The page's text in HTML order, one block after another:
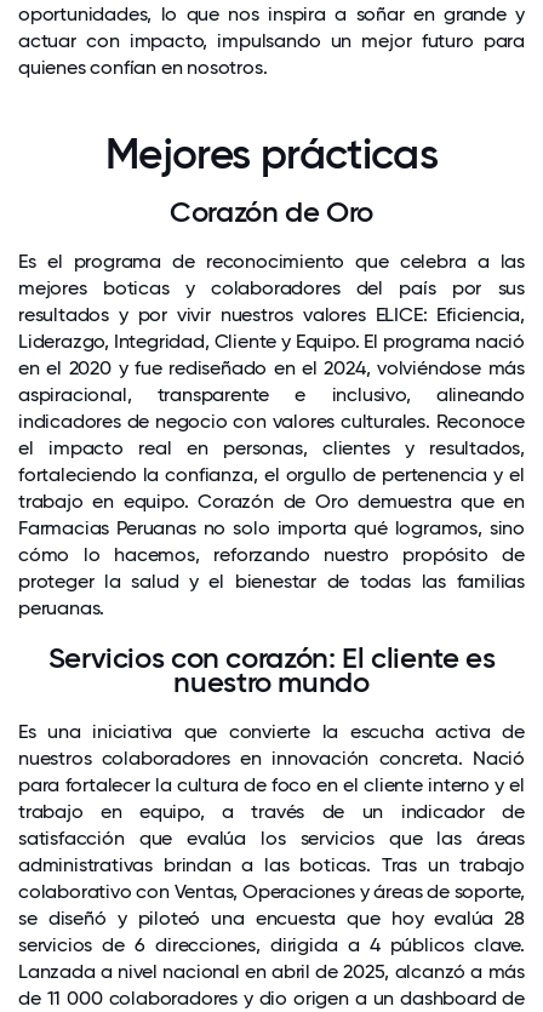
oportunidades, lo que nos inspira a soñar en grande y
actuar con impacto, impulsando un mejor futuro para
quienes confían en nosotros.
Mejores prácticas
Corazón de Oro
Es el programa de reconocimiento que celebra a las
mejores boticas y colaboradores del país por sus
resultados y por vivir nuestros valores ELICE: Eficiencia,
Liderazgo, Integridad, Cliente y Equipo. El programa nació
en el 2020 y fue rediseñado en el 2024, volviéndose más
aspiracional, transparente e inclusivo, alineando
indicadores de negocio con valores culturales. Reconoce
el impacto real en personas, clientes y resultados,
fortaleciendo la confianza, el orgullo de pertenencia y el
trabajo en equipo. Corazón de Oro demuestra que en
Farmacias Peruanas no solo importa qué logramos, sino
cómo lo hacemos, reforzando nuestro propósito de
proteger la salud y el bienestar de todas las familias
peruanas.
Servicios con corazón: El cliente es
nuestro mundo
Es una iniciativa que convierte la escucha activa de
nuestros colaboradores en innovación concreta. Nació
para fortalecer la cultura de foco en el cliente interno y el
trabajo en equipo, a través de un indicador de
satisfacción que evalúa los servicios que las áreas
administrativas brindan a las boticas. Tras un trabajo
colaborativo con Ventas, Operaciones y áreas de soporte,
se diseñó y piloteó una encuesta que hoy evalúa 28
servicios de 6 direcciones, dirigida a 4 públicos clave.
Lanzada a nivel nacional en abril de 2025, alcanzó a más
de 11 000 colaboradores y dio origen a un dashboard de